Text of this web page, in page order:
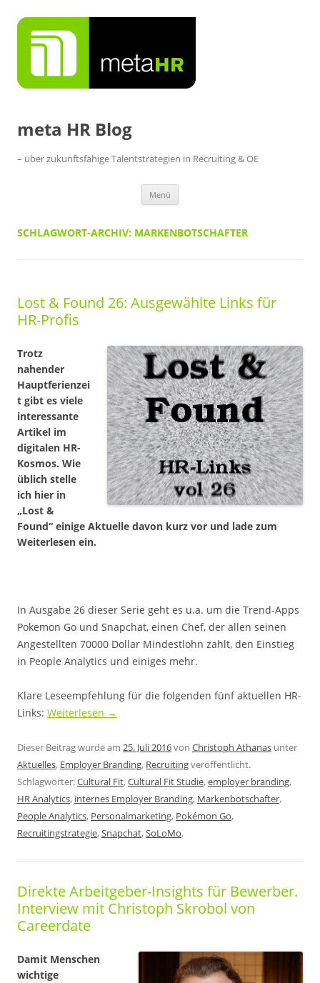
Inhalt
springen
meta HR Blog
– über zukunftsfähige Talentstrategien in Recruiting & OE
Menü
SCHLAGWORT-ARCHIV: MARKENBOTSCHAFTER
Lost & Found 26: Ausgewählte Links für
HR-Profis
Trotz
nahender
Hauptferienzei
t gibt es viele
interessante
Artikel im
digitalen HR-
Kosmos. Wie
üblich stelle
ich hier in
„Lost &
Found“ einige Aktuelle davon kurz vor und lade zum
Weiterlesen ein.
In Ausgabe 26 dieser Serie geht es u.a. um die Trend-Apps
Pokemon Go und Snapchat, einen Chef, der allen seinen
Angestellten 70000 Dollar Mindestlohn zahlt, den Einstieg
in People Analytics und einiges mehr.
Klare Leseempfehlung für die folgenden fünf aktuellen HR-
Links: Weiterlesen →
Dieser Beitrag wurde am 25. Juli 2016von Christoph Athanas unter
Aktuelles, Employer Branding, Recruitingveröffentlicht.
Schlagwörter:Cultural Fit,Cultural Fit Studie,employer branding,
HR Analytics, internes Employer Branding, Markenbotschafter,
People Analytics, Personalmarketing, Pokémon Go,
Recruitingstrategie,Snapchat,SoLoMo.
Direkte Arbeitgeber-Insights für Bewerber.
Interview mit Christoph Skrobol von
Careerdate
Damit Menschen
wichtige